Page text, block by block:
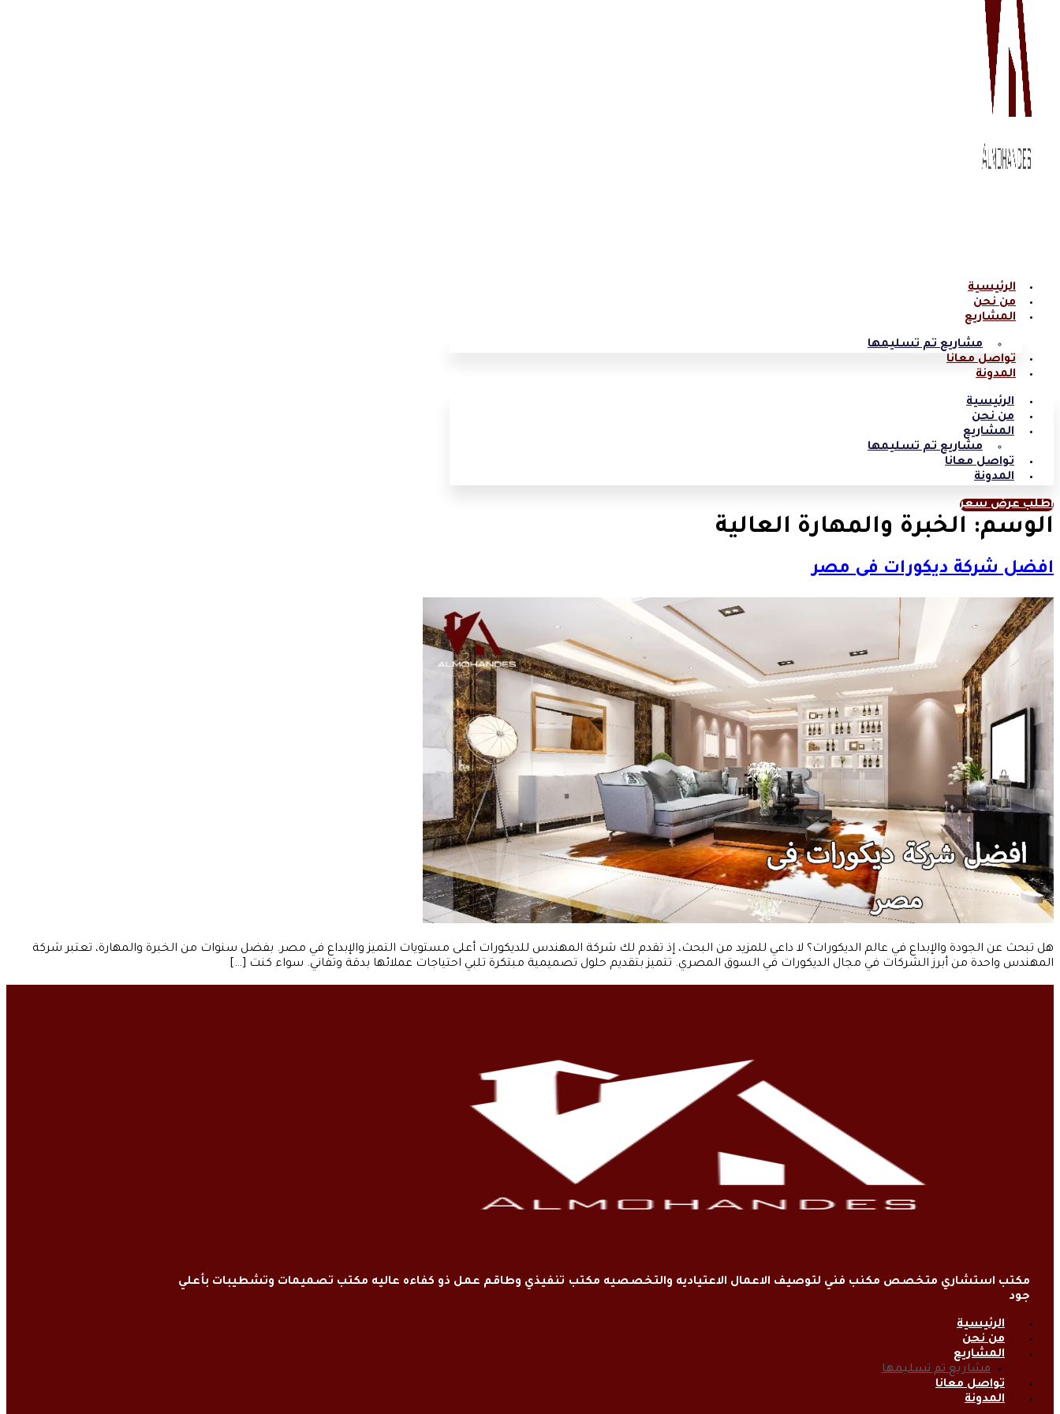
الرئيسية
من نحن
المشاريع
مشاريع تم تسليمها
تواصل معانا
المدونة
الرئيسية
من نحن
المشاريع
مشاريع تم تسليمها
تواصل معانا
المدونة
اطلب عرض سعر
الوسم: الخبرة والمهارة العالية
افضل شركة ديكورات فى مصر
هل تبحث عن الجودة والإبداع في عالم الديكورات؟ لا داعي للمزيد من البحث، إذ تقدم لك شركة المهندس للديكورات أعلى مستويات التميز والإبداع في مصر. بفضل سنوات من الخبرة والمهارة، تعتبر شركة
المهندس واحدة من أبرز الشركات في مجال الديكورات في السوق المصري. تتميز بتقديم حلول تصميمية مبتكرة تلبي احتياجات عملائها بدقة وتفاني. سواء كنت […]
مكتب استشاري متخصص مكنب فني لتوصيف الاعمال الاعتياديه والتخصصيه مكتب تنفيذي وطاقم عمل ذو كفاءه عاليه مكتب تصميمات وتشطيبات بأعلي
جود
الرئيسية
من نحن
المشاريع
مشاريع تم تسليمها
تواصل معانا
المدونة